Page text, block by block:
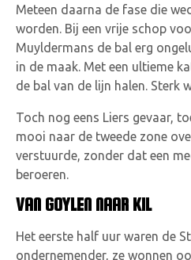
Meteen daarna de fase die
worden. Bij een vrije schop
Muyldermans de bal erg
in de maak. Met een ultieme
de bal van de lijn halen. Sterk
Toch nog eens Liers gevaar,
mooi naar de tweede zone
verstuurde, zonder dat een
beroeren.
VAN GOYLEN NAAR KIL
Het eerste half uur waren de
ondernemender, ze wonnen